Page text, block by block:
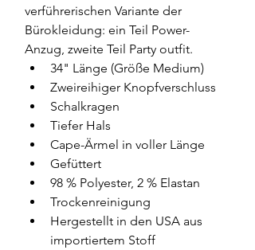
verführerischen Variante der
Bürokleidung: ein Teil Power-
Anzug, zweite Teil Party outfit.
34" Länge (Größe Medium)
Zweireihiger Knopfverschluss
Schalkragen
Tiefer Hals
Cape-Ärmel in voller Länge
Gefüttert
98 % Polyester, 2 % Elastan
Trockenreinigung
Hergestellt in den USA aus
importiertem Stoff